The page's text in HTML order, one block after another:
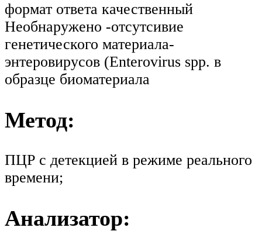
формат ответа качественный
Необнаружено -отсутсивие
генетического материала-
энтеровирусов (Enterovirus spp. в
образце биоматериала
Метод:
ПЦР с детекцией в режиме реального
времени;
Анализатор: